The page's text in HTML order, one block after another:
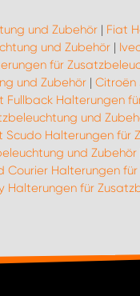
und Zubehör | Fiat
und Zubehör |
für
und Zubehör| Citroën
Fullback Halterungen
und
Scudo Halterungen für
und Zubehör
Courier Halterungen
Halterungen für